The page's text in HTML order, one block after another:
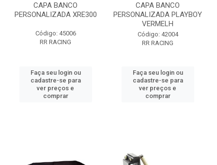
CAPA BANCO
PERSONALIZADA XRE300
Código: 45006
RR RACING
Faça seu login ou
cadastre-se para
ver preços e
comprar
CAPA BANCO
PERSONALIZADA PLAYBOY
VERMELH
Código: 42004
RR RACING
Faça seu login ou
cadastre-se para
ver preços e
comprar